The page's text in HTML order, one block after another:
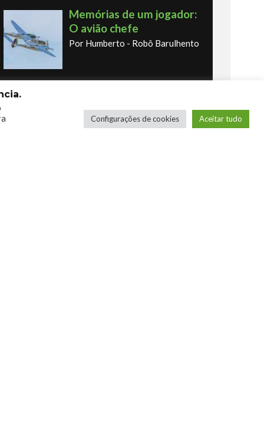
Memórias de um jogador:
O avião chefe
Por Humberto - Robô Barulhento
o primeiro fliperama
Por Humberto - Robô Barulhento
Configurações de cookies Aceitar tudo